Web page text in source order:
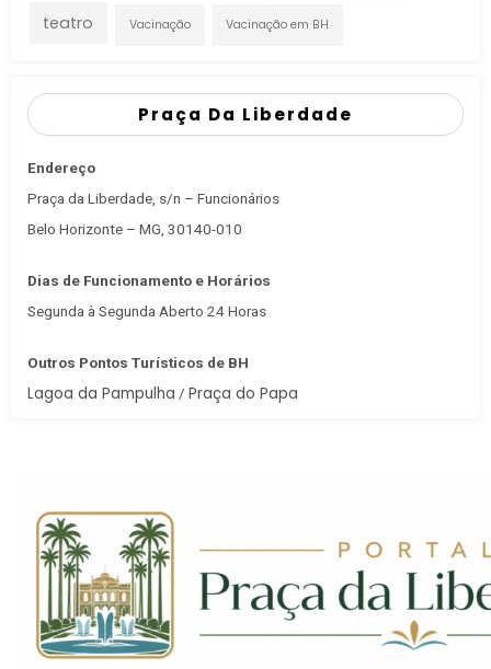
teatro Vacinação Vacinação em BH
Praça Da Liberdade
Endereço
Praça da Liberdade, s/n – Funcionários
Belo Horizonte – MG, 30140-010
Dias de Funcionamento e Horários
Segunda à Segunda Aberto 24 Horas
Outros Pontos Turísticos de BH
Lagoa da Pampulha / Praça do Papa